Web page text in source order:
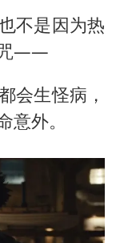
不是因为热
咒——
会生怪病，
外。